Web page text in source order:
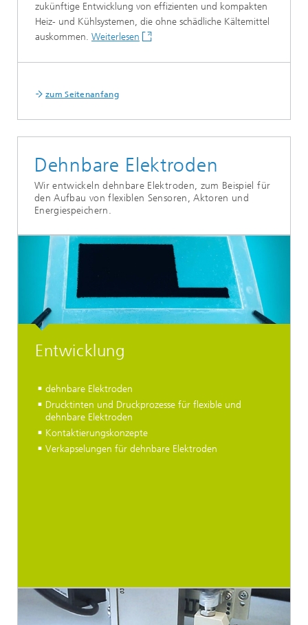
zukünftige Entwicklung von effizienten und kompakten
Heiz- und Kühlsystemen, die ohne schädliche Kältemittel
auskommen. Weiterlesen
zum Seitenanfang
Dehnbare Elektroden
Wir entwickeln dehnbare Elektroden, zum Beispiel für
den Aufbau von flexiblen Sensoren, Aktoren und
Energiespeichern.
Entwicklung
dehnbare Elektroden
Drucktinten und Druckprozesse für flexible und
dehnbare Elektroden
Kontaktierungskonzepte
Verkapselungen für dehnbare Elektroden